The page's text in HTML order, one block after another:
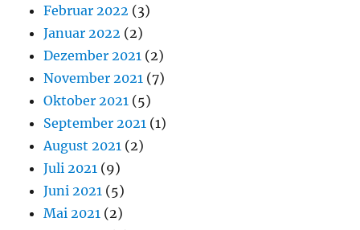
Februar 2022 (3)
Januar 2022 (2)
Dezember 2021 (2)
November 2021 (7)
Oktober 2021 (5)
September 2021 (1)
August 2021 (2)
Juli 2021 (9)
Juni 2021 (5)
Mai 2021 (2)